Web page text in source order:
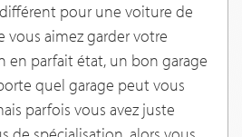
pour une voiture de
vous aimez garder votre
en parfait état, un bon garage
quel garage peut vous
parfois vous avez juste